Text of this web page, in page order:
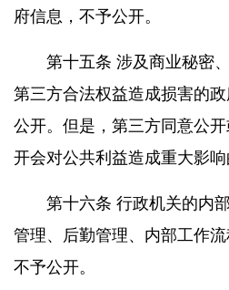
府信息，不予公开。
第十五条 涉及商业秘密
第三方合法权益造成损害的
公开。但是，第三方同意公
开会对公共利益造成重大影响
第十六条 行政机关的内
管理、后勤管理、内部工作
不予公开。